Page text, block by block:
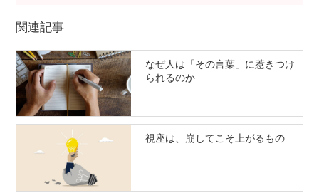
関連記事
なぜ人は「その言葉」に惹きつけ
られるのか
視座は、崩してこそ上がるもの